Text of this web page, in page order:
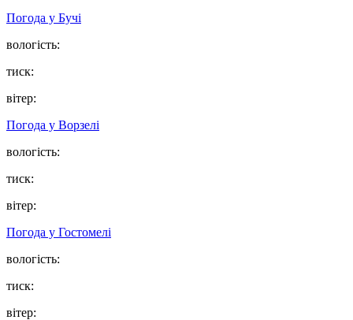
Погода у Бучі
вологість:
тиск:
вітер:
Погода у Ворзелі
вологість:
тиск:
вітер:
Погода у Гостомелі
вологість:
тиск:
вітер: